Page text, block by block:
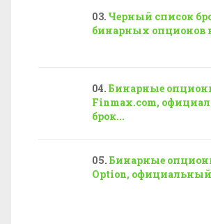
Черный список
бинарных опционов
Бинарные
Finmax.com,
брок...
Бинарные
Option, официальный